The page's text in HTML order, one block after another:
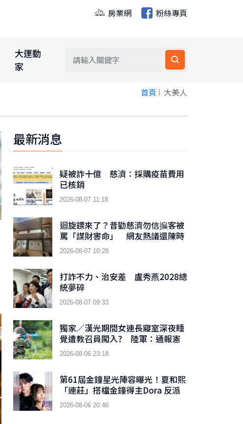
房業網 粉絲專頁
大運動
家
首頁 大美人
最新消息
疑被詐十億 慈濟：採購疫苗費用
已核銷
2026-08-07 11:18
迴旋鏢來了？昔勸慈濟勿信揙客被
罵「謀財害命」 網友熱議還陳時
中公道
2026-08-07 10:28
打詐不力、治安差 盧秀燕2028總
統夢碎
2026-08-07 09:33
獨家／漢光期間女連長寢室深夜睡
覺遭教召員闖入? 陸軍：通報憲
兵隊偵辦
2026-08-06 23:18
第61屆金鐘星光陣容曝光！夏和熙
「連莊」搭檔金鐘得主Dora 反派
男神首接主持棒搭檔木木
2026-08-06 20:46